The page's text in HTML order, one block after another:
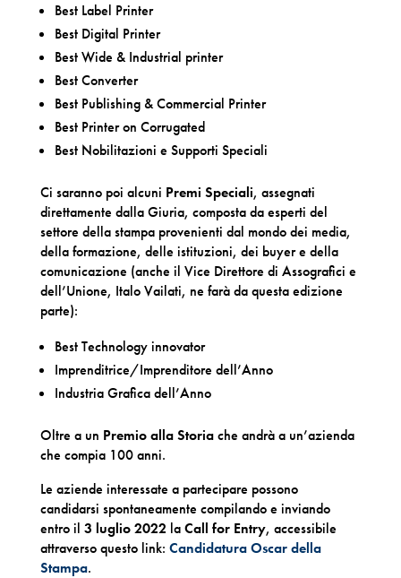
Best Label Printer
Best Digital Printer
Best Wide & Industrial printer
Best Converter
Best Publishing & Commercial Printer
Best Printer on Corrugated
Best Nobilitazioni e Supporti Speciali
Ci saranno poi alcuni Premi Speciali, assegnati
direttamente dalla Giuria, composta da esperti del
settore della stampa provenienti dal mondo dei media,
della formazione, delle istituzioni, dei buyer e della
comunicazione (anche il Vice Direttore di Assografici e
dell’Unione, Italo Vailati, ne farà da questa edizione
parte):
Best Technology innovator
Imprenditrice/Imprenditore dell’Anno
Industria Grafica dell’Anno
Oltre a un Premio alla Storiache andrà a un’azienda
che compia 100 anni.
Le aziende interessate a partecipare possono
candidarsi spontanea­mente compilando e inviando
entro il 3 luglio 2022 laCall for Entry, accessibile
attraverso questo link: Candidatura Oscar della
Stampa.